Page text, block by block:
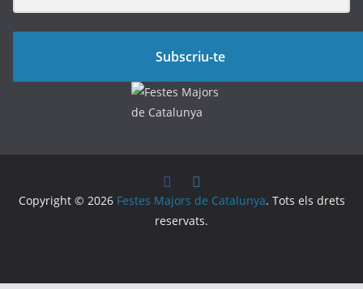
Subscriu-te
Copyright © 2026 Festes Majors de Catalunya. Tots els drets
reservats.